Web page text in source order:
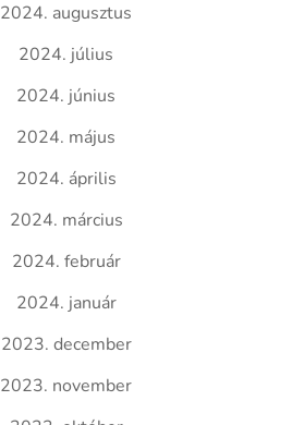
2024. augusztus
2024. július
2024. június
2024. május
2024. április
2024. március
2024. február
2024. január
2023. december
2023. november